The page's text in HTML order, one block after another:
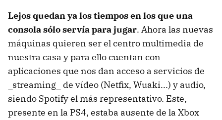
Lejos quedan ya los tiempos en los que una
consola sólo servía para jugar. Ahora las nuevas
máquinas quieren ser el centro multimedia de
nuestra casa y para ello cuentan con
aplicaciones que nos dan acceso a servicios de
_streaming_ de vídeo (Netfix, Wuaki...) y audio,
siendo Spotify el más representativo. Este,
presente en la PS4, estaba ausente de la Xbox